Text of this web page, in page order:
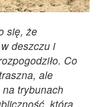
się, że
deszczu i
Co
ale
na trybunach
która